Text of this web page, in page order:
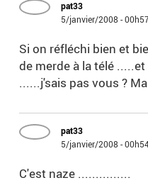
pat33
5/janvier/2008 -
Si on réfléchi bien et
de merde à la télé
......j'sais pas vous ?
pat33
5/janvier/2008 -
C'est naze ...............